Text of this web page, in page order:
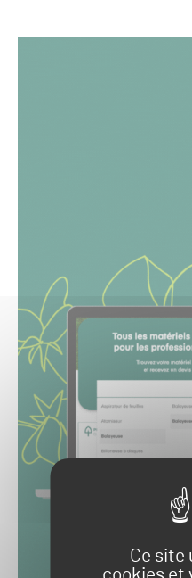
Ce site